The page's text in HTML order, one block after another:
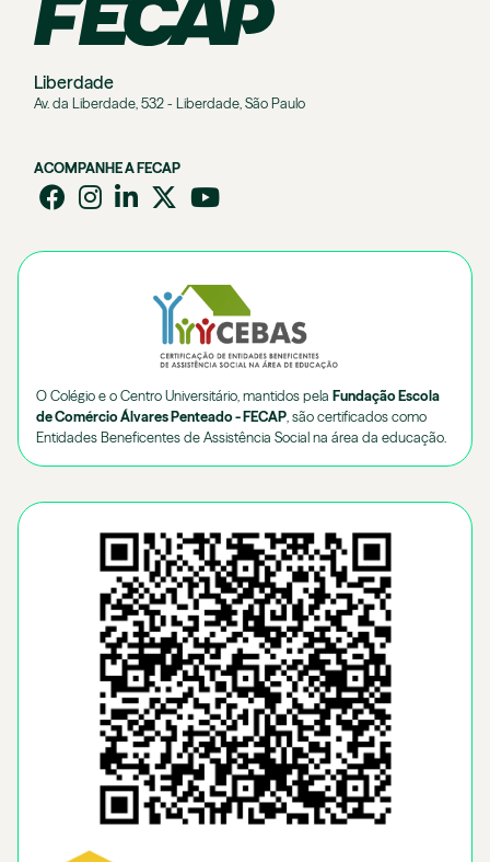
Liberdade
Av. da Liberdade, 532 - Liberdade, São Paulo
ACOMPANHE A FECAP
O Colégio e o Centro Universitário, mantidos pela Fundação Escola
de Comércio Álvares Penteado - FECAP , são certificados como
Entidades Beneficentes de Assistência Social na área da educação.